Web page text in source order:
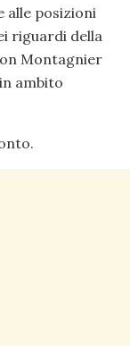
alle posizioni
riguardi della
Montagnier
ambito